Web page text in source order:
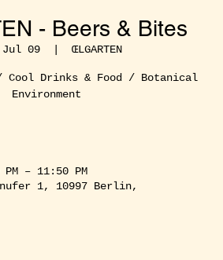
- Beers & Bites
Jul 09
  |
ŒLGARTEN
/ Cool Drinks & Food / Botanical
Environment
– 11:50 PM
1, 10997 Berlin,